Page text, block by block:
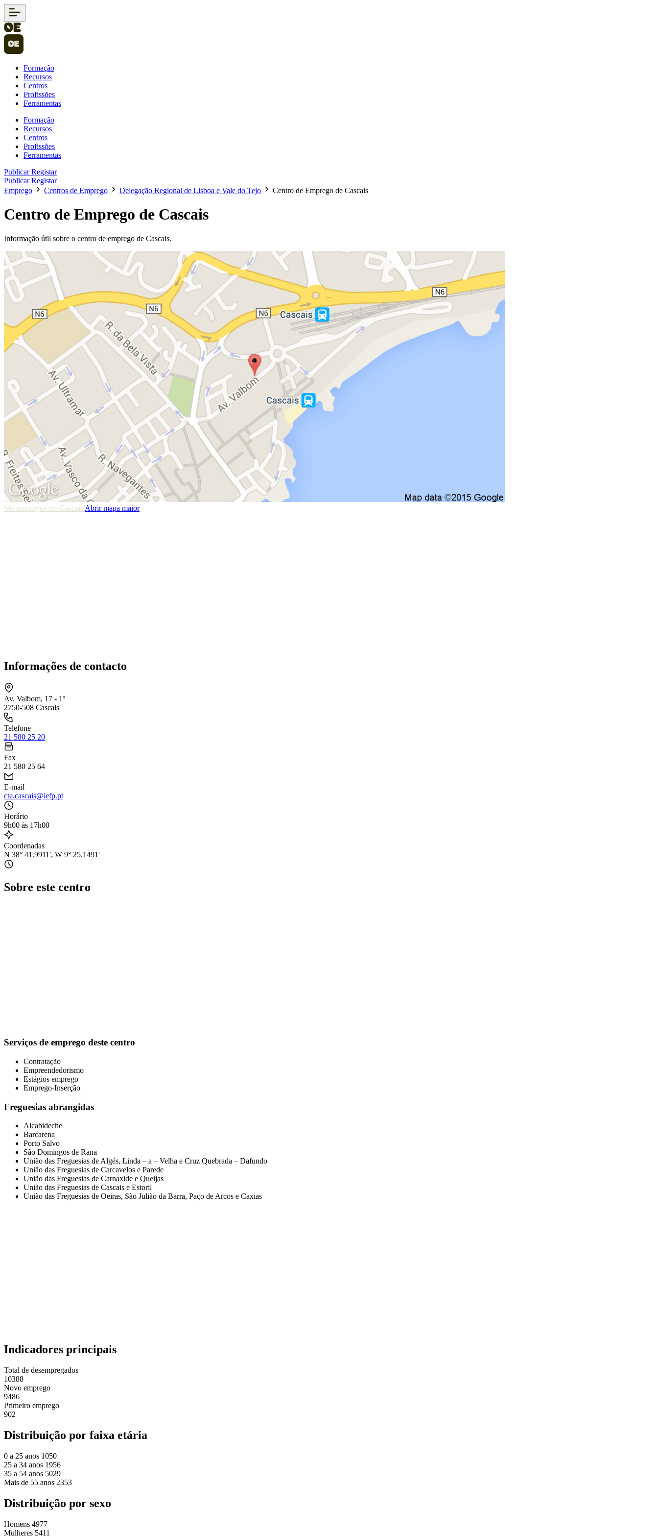
Formação
Recursos
Centros
Profissões
Ferramentas
Formação
Recursos
Centros
Profissões
Ferramentas
PublicarRegistar
PublicarRegistar
Emprego
Centros de Emprego Delegação Regional de Lisboa e Vale do Tejo Centro de Emprego de Cascais
Centro de Emprego de Cascais
Informação útil sobre o centro de emprego de Cascais.
Ver empregos em Cascais Abrir mapa maior
Informações de contacto
Av. Valbom, 17 - 1º
2750-508 Cascais
Telefone
21 580 25 20
Fax
21 580 25 64
E-mail
cte.cascais@iefp.pt
Horário
9h00 às 17h00
Coordenadas
N 38° 41.9911', W 9° 25.1491'
Sobre este centro
Serviços de emprego deste centro
Contratação
Empreendedorismo
Estágios emprego
Emprego-Inserção
Freguesias abrangidas
Alcabideche
Barcarena
Porto Salvo
São Domingos de Rana
União das Freguesias de Algés, Linda – a – Velha e Cruz Quebrada – Dafundo
União das Freguesias de Carcavelos e Parede
União das Freguesias de Carnaxide e Queijas
União das Freguesias de Cascais e Estoril
União das Freguesias de Oeiras, São Julião da Barra, Paço de Arcos e Caxias
Indicadores principais
Total de desempregados
10388
Novo emprego
9486
Primeiro emprego
902
Distribuição por faixa etária
0 a 25 anos 1050
25 a 34 anos 1956
35 a 54 anos 5029
Mais de 55 anos 2353
Distribuição por sexo
Homens 4977
Mulheres 5411